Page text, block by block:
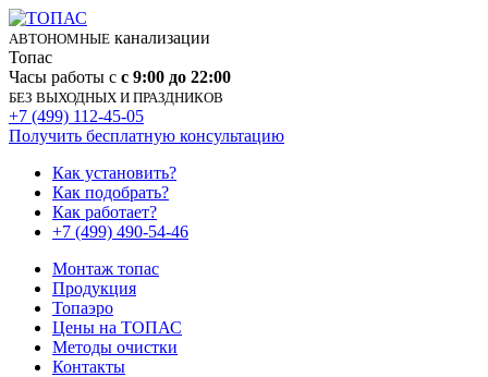
АВТОНОМНЫЕ канализации
Топас
Часы работы с с 9:00 до 22:00
БЕЗ ВЫХОДНЫХ И ПРАЗДНИКОВ
+7 (499) 112-45-05
Получить бесплатную консультацию
Как установить?
Как подобрать?
Как работает?
+7 (499) 490-54-46
Монтаж топас
Продукция
Топаэро
Цены на ТОПАС
Методы очистки
Контакты